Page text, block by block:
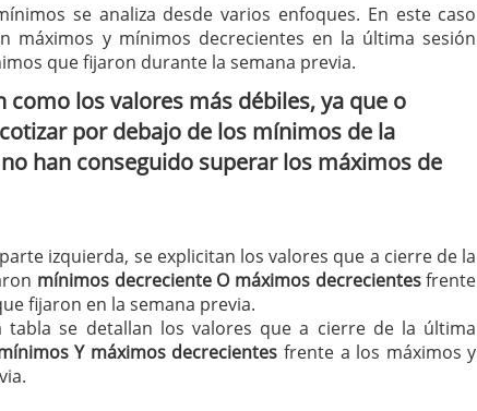
IBEX35. Distancia de los valores de IBEX35 a m?ximos
progresivo alejamiento global de m?ximos anuales
SISM?METROS. Prosiguen a la baja desde el 13/mayo
adicional mayo 24, 2013
IBEX35. TERMOMETROS. Aún con recorrido a la baja para
de sobreventa y entonces si se podría apostar por un
se analiza desde varios enfoques. En este caso
máximos y mínimos decrecientes en la última sesión
que fijaron durante la semana previa.
como los valores más débiles, ya que o
por debajo de los mínimos de la
han conseguido superar los máximos de
izquierda, se explicitan los valores que a cierre de la
mínimos decreciente O máximos decrecientesfrente
fijaron en la semana previa.
tabla se detallan los valores que a cierre de la última
Y máximos decrecientes frente a los máximos y